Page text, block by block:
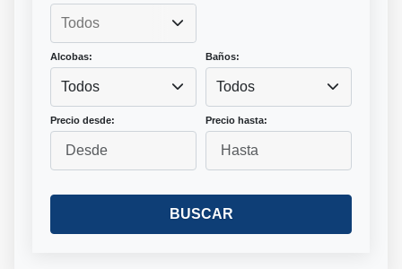
Alcobas:
Todos
Baños:
Todos
Precio desde: Precio hasta:
BUSCAR